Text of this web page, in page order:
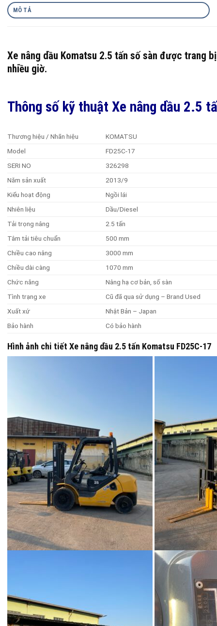
MÔ TẢ
Xe nâng dầu Komatsu 2.5 tấn số sàn được trang
nhiều giờ.
Thông số kỹ thuật Xe nâng dầu 2.5
Thương hiệu / Nhãn hiệu
KOMATSU
Model
FD25C-17
SERI NO
326298
Năm sản xuất
2013/9
Kiểu hoạt động
Ngồi lái
Nhiên liệu
Dầu/Diesel
Tải trọng nâng
2.5 tấn
Tâm tải tiêu chuẩn
500 mm
Chiều cao nâng
3000 mm
Chiều dài càng
1070 mm
Chức năng
Nâng hạ cơ bản, số sàn
Tình trạng xe
Cũ đã qua sử dụng – Brand Used
Xuất xứ
Nhật Bản – Japan
Bảo hành
Có bảo hành
Hình ảnh chi tiết Xe nâng dầu 2.5 tấn Komatsu FD25C-17